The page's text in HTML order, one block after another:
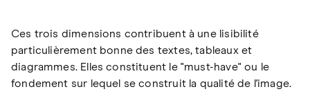
Ces trois dimensions contribuent à une lisibilité
particulièrement bonne des textes, tableaux et
diagrammes. Elles constituent le "must-have" ou le
fondement sur lequel se construit la qualité de l'image.